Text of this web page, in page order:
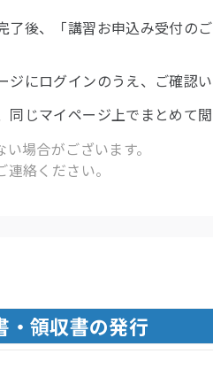
後、「講習お申込み受付の
にログインのうえ、ご確認い
じマイページ上でまとめて閲
場合がございます。
絡ください。
・領収書の発行